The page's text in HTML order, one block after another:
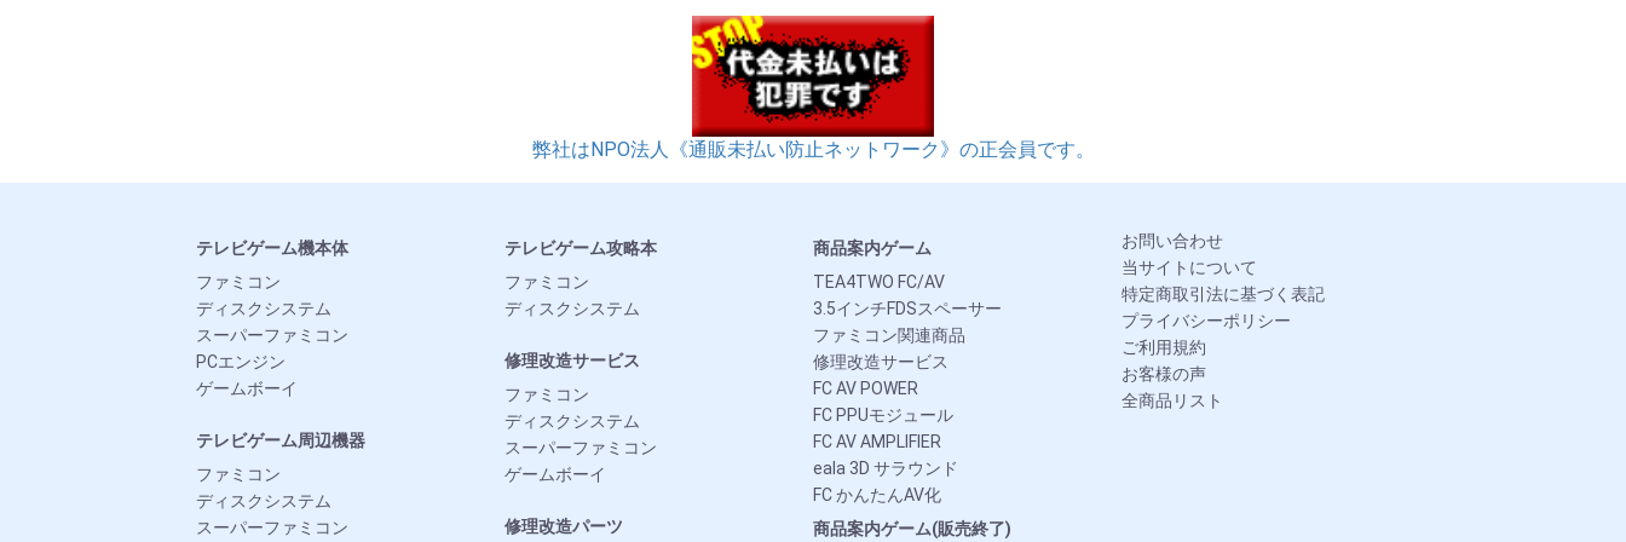
弊社はNPO法人《通販未払い防止ネットワーク》の正会員です。
テレビゲーム機本体
ファミコン
ディスクシステム
スーパーファミコン
PCエンジン
ゲームボーイ
テレビゲーム周辺機器
ファミコン
ディスクシステム
スーパーファミコン
テレビゲーム攻略本
ファミコン
ディスクシステム
修理改造サービス
ファミコン
ディスクシステム
スーパーファミコン
ゲームボーイ
修理改造パーツ
商品案内ゲーム
TEA4TWO FC/AV
3.5インチFDSスペーサー
ファミコン関連商品
修理改造サービス
FC AV POWER
FC PPUモジュール
FC AV AMPLIFIER
eala 3D サラウンド
FC かんたんAV化
商品案内ゲーム(販売終了)
お問い合わせ
当サイトについて
特定商取引法に基づく表記
プライバシーポリシー
ご利用規約
お客様の声
全商品リスト